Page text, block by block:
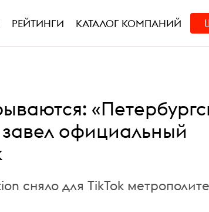
РЕЙТИНГИ КАТАЛОГ КОМПАНИЙ
официальный
сняло для TikTok